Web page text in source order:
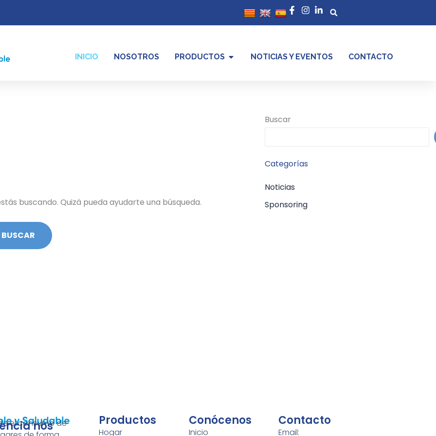
Buscar
INICIO NOSOTROS PRODUCTOS NOTICIAS Y EVENTOS CONTACTO
buscando. Quizá pueda ayudarte una búsqueda.
Buscar
Categorías
Noticias
Sponsoring
nos
el consumo de
Productos
Hogar
Conócenos
Inicio
Contacto
Email: